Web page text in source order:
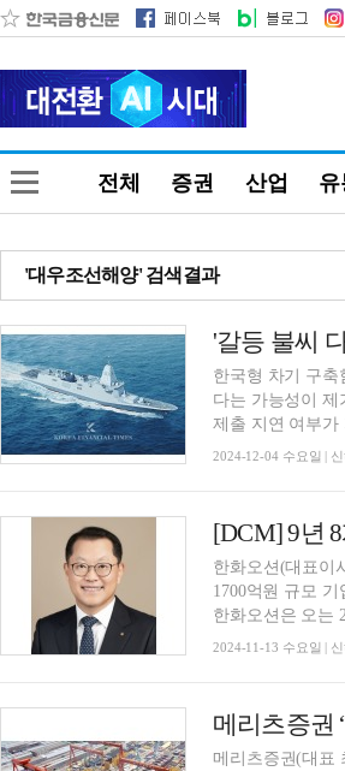
전체 증권 산업 유
'대우조선해양' 검색결과
'갈등 불씨
한국형 차기 구
다는 가능성이
제출 지연 여부가
2024-12-04 수요일 |
한화오션(대표이
1700억원 규모
한화오션은 오는
2024-11-13 수요일 |
메리츠증권
메리츠증권(대표